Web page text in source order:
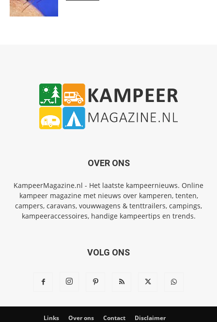
OVER ONS
KampeerMagazine.nl - Het laatste kampeernieuws. Online
kampeer magazine met nieuws over kamperen, tenten,
campers, caravans, vouwwagens & tenttrailers, campings,
kampeeraccessoires, handige kampeertips en trends.
VOLG ONS
Links Over ons Contact Disclaimer